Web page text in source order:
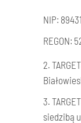
NIP:
REGON:
2.
3.
siedzibą